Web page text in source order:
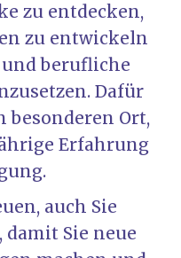
zu entdecken,
zu entwickeln
berufliche
Dafür
Ort,
Erfahrung
auch Sie
Sie neue